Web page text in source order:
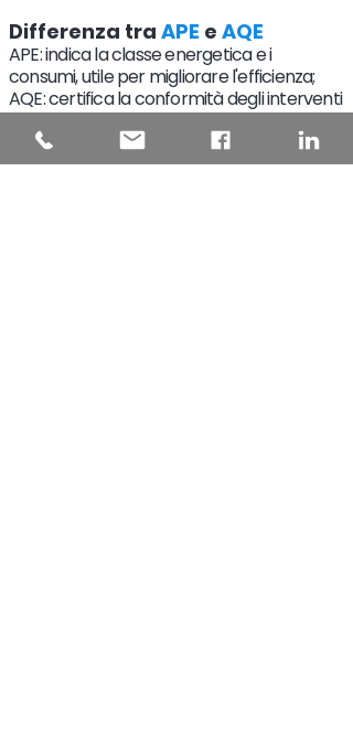
Differenza tra APE e AQE
APE: indica la classe energetica e i
consumi, utile per migliorare l'efficienza;
AQE: certifica la conformità degli interventi
eseguiti ai requisiti energetici.
Quando e da chi deve essere